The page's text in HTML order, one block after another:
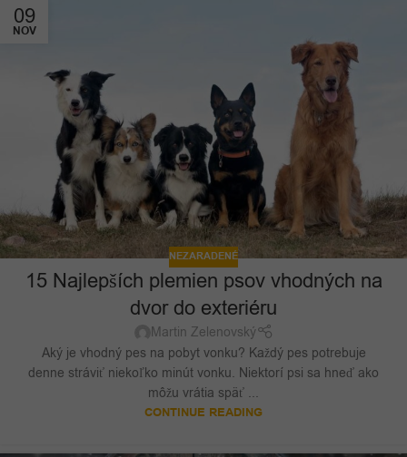
09
NOV
NEZARADENÉ
15 Najlepších plemien psov vhodných na
dvor do exteriéru
Martin Zelenovský
Aký je vhodný pes na pobyt vonku? Každý pes potrebuje
denne stráviť niekoľko minút vonku. Niektorí psi sa hneď ako
môžu vrátia späť ...
CONTINUE READING